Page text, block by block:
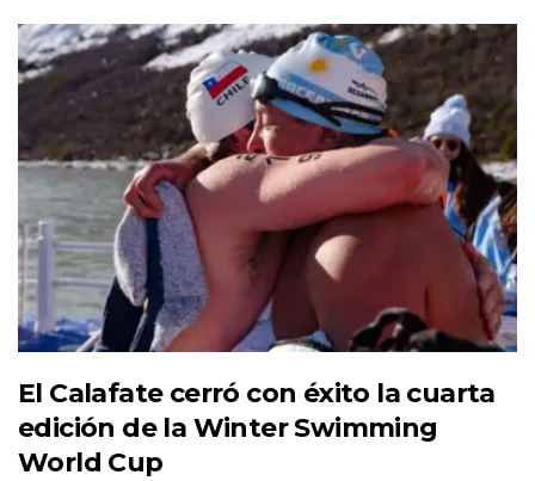
El Calafate cerró con éxito la cuarta
edición de la Winter Swimming
World Cup